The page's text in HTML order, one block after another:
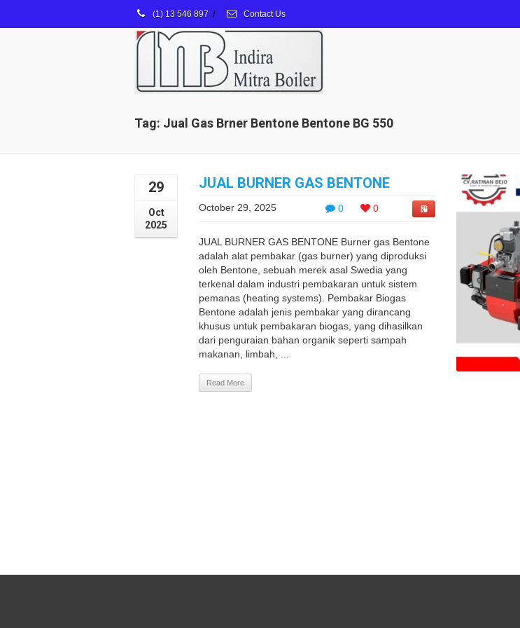
(1) 13 546 897 / Contact Us
Tag: Jual Gas Brner Bentone Bentone BG 550
29
Oct
2025
JUAL BURNER GAS BENTONE
0 0
October 29, 2025
JUAL BURNER GAS BENTONE Burner gas Bentone
adalah alat pembakar (gas burner) yang diproduksi
oleh Bentone, sebuah merek asal Swedia yang
terkenal dalam industri pembakaran untuk sistem
pemanas (heating systems). Pembakar Biogas
Bentone adalah jenis pembakar yang dirancang
khusus untuk pembakaran biogas, yang dihasilkan
dari penguraian bahan organik seperti sampah
makanan, limbah, ...
Read More